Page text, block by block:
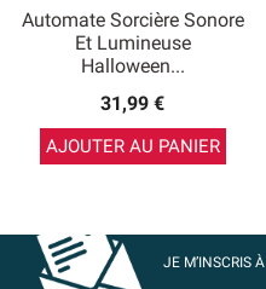
Automate Sorcière Sonore
Et Lumineuse
Halloween...
31,99 €
AJOUTER AU PANIER
JE M’INSCRIS